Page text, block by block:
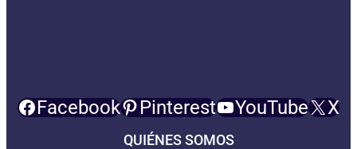
Facebook Pinterest YouTube X
QUIÉNES SOMOS